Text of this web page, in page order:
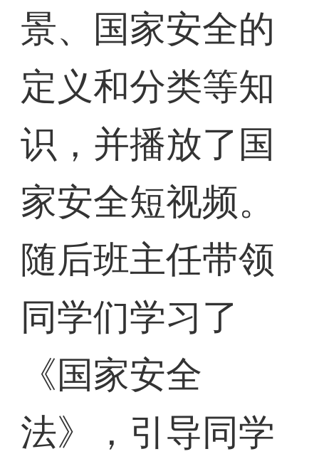
景、国家安全的
定义和分类等知
识，并播放了国
家安全短视频。
随后班主任带领
同学们学习了
《国家安全
法》，引导同学